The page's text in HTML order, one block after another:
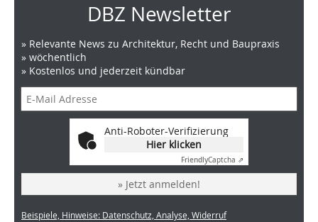
DBZ Newsletter
» Relevante News zu Architektur, Recht und Baupraxis
» wöchentlich
» Kostenlos und jederzeit kündbar
Anti-Roboter-Verifizierung
Hier klicken
FriendlyCaptcha ⇗
» Jetzt anmelden!
Beispiele, Hinweise: Datenschutz, Analyse, Widerruf